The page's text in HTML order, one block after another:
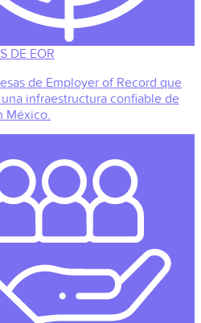
DE EOR
de Employer of Record que
infraestructura confiable de
México.